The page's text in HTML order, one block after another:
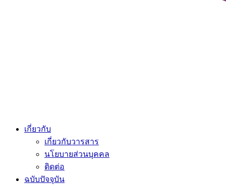
เกี่ยวกับ
เกี่ยวกับวารสาร
นโยบายส่วนบุคคล
ติดต่อ
ฉบับปัจจุบัน